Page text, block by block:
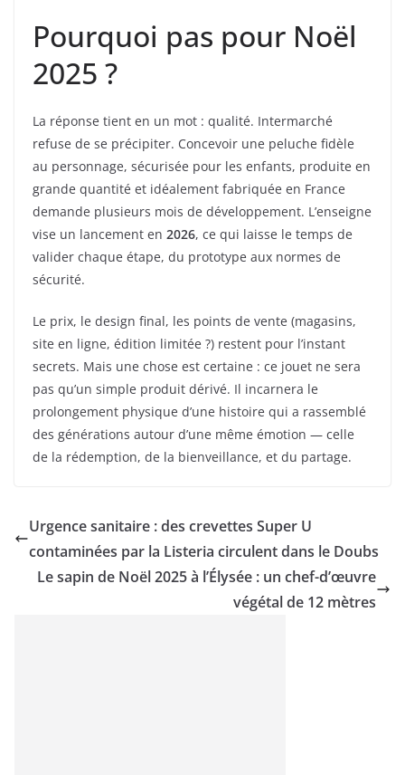
Pourquoi pas pour Noël
2025 ?
La réponse tient en un mot : qualité. Intermarché
refuse de se précipiter. Concevoir une peluche fidèle
au personnage, sécurisée pour les enfants, produite en
grande quantité et idéalement fabriquée en France
demande plusieurs mois de développement. L’enseigne
vise un lancement en 2026, ce qui laisse le temps de
valider chaque étape, du prototype aux normes de
sécurité.
Le prix, le design final, les points de vente (magasins,
site en ligne, édition limitée ?) restent pour l’instant
secrets. Mais une chose est certaine : ce jouet ne sera
pas qu’un simple produit dérivé. Il incarnera le
prolongement physique d’une histoire qui a rassemblé
des générations autour d’une même émotion — celle
de la rédemption, de la bienveillance, et du partage.
Urgence sanitaire : des crevettes Super U
contaminées par la Listeria circulent dans le Doubs
Le sapin de Noël 2025 à l’Élysée : un chef-d’œuvre
végétal de 12 mètres